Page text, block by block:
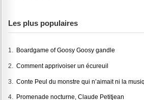
Les plus populaires
1. Boardgame of Goosy Goosy gandle
2.Comment apprivoiser un écureuil
3.Conte Peul du monstre qui n’aimait ni la
4. Promenade nocturne, Claude Petitjean